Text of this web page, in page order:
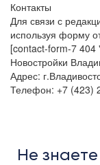
Контакты
Для связи с
используя форму
[contact-form-7
Новостройки
Адрес:
Телефон: +7 (423)
Не